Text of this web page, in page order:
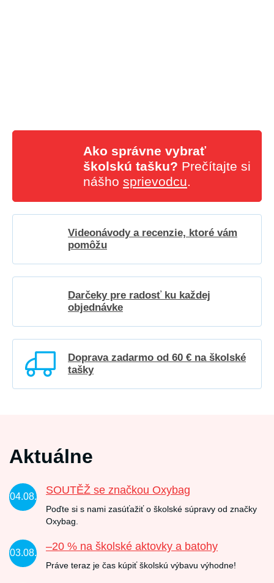
Ako správne vybrať
školskú tašku? Prečítajte si
nášho sprievodcu
Videonávody a recenzie, ktoré vám
pomôžu
Darčeky pre radosť ku každej
objednávke
Doprava zadarmo od 60 € na školské
tašky
Aktuálne
04.08.
SOUTĚŽ se značkou Oxybag
Poďte si s nami zasúťažiť o školské súpravy od značky
Oxybag.
03.08.
–20 % na školské aktovky a batohy
Práve teraz je čas kúpiť školskú výbavu výhodne!